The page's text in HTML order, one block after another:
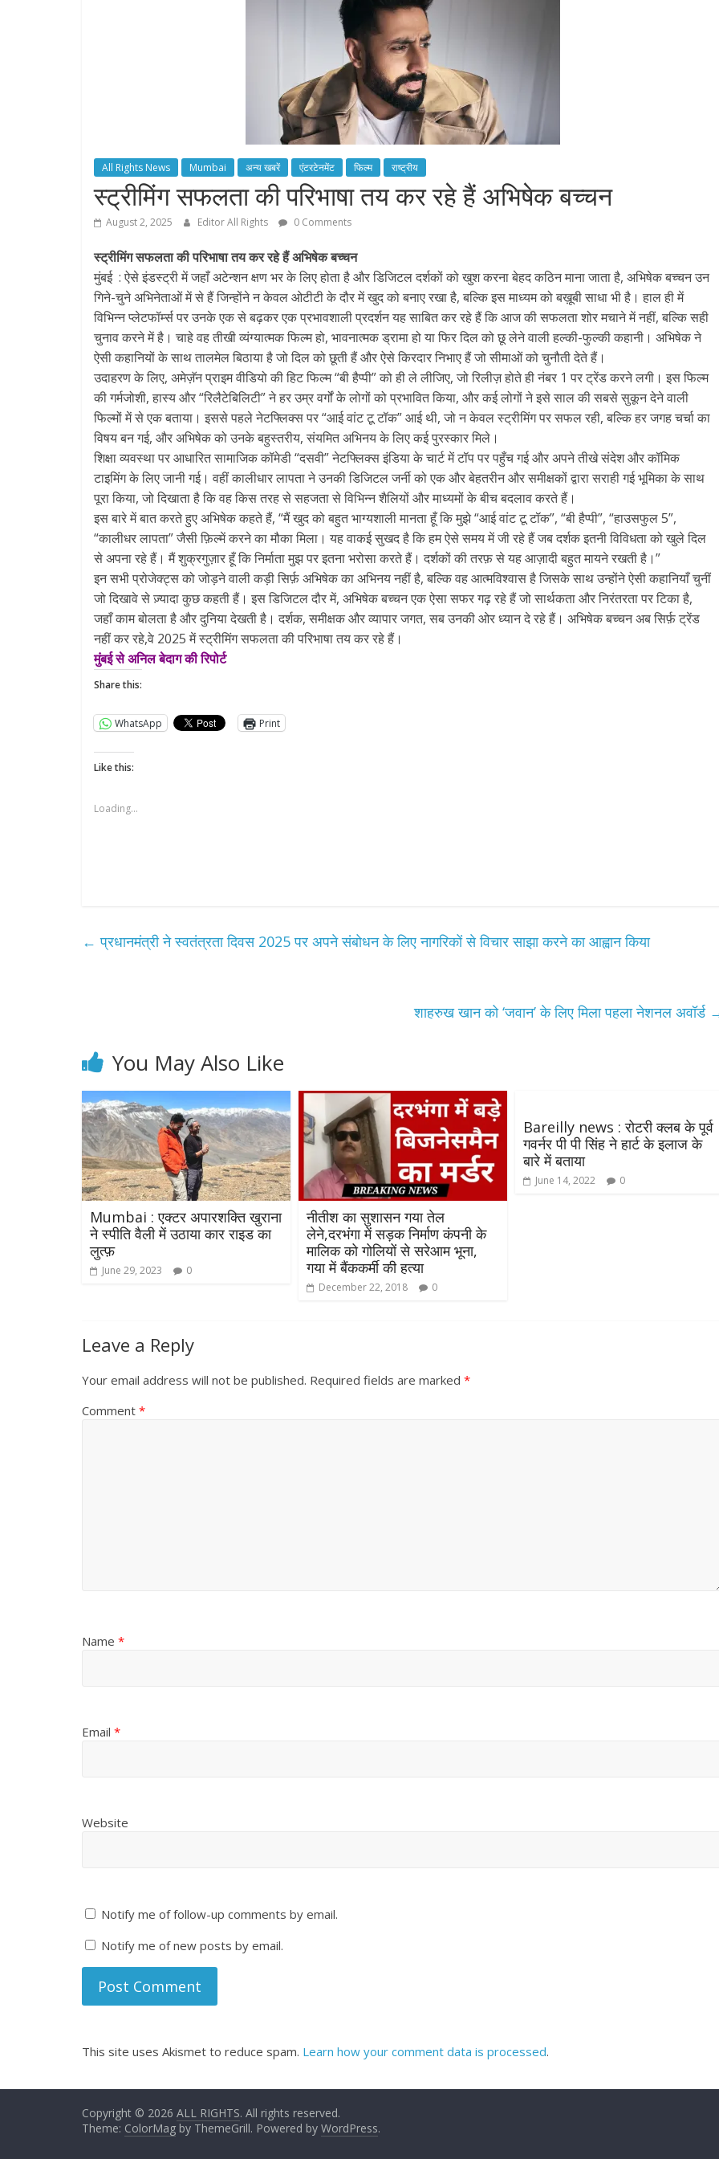
All Rights News Mumbai अन्य खबरें एंटरटेनमेंट फिल्म राष्ट्रीय
स्ट्रीमिंग सफलता की परिभाषा तय कर रहे हैं अभिषेक बच्चन
August 2, 2025 Editor All Rights 0 Comments
स्ट्रीमिंग सफलता की परिभाषा तय कर रहे हैं अभिषेक बच्चन
मुंबई : ऐसे इंडस्ट्री में जहाँ अटेन्शन क्षण भर के लिए होता है और डिजिटल दर्शकों को खुश करना बेहद कठिन माना जाता है, अभिषेक बच्चन उन
गिने-चुने अभिनेताओं में से हैं जिन्होंने न केवल ओटीटी के दौर में खुद को बनाए रखा है, बल्कि इस माध्यम को बख़ूबी साधा भी है। हाल ही में
विभिन्न प्लेटफॉर्म्स पर उनके एक से बढ़कर एक प्रभावशाली प्रदर्शन यह साबित कर रहे हैं कि आज की सफलता शोर मचाने में नहीं, बल्कि सही
चुनाव करने में है। चाहे वह तीखी व्यंग्यात्मक फिल्म हो, भावनात्मक ड्रामा हो या फिर दिल को छू लेने वाली हल्की-फुल्की कहानी। अभिषेक ने
ऐसी कहानियों के साथ तालमेल बिठाया है जो दिल को छूती हैं और ऐसे किरदार निभाए हैं जो सीमाओं को चुनौती देते हैं।
उदाहरण के लिए, अमेज़ॅन प्राइम वीडियो की हिट फिल्म “बी हैप्पी” को ही ले लीजिए, जो रिलीज़ होते ही नंबर 1 पर ट्रेंड करने लगी। इस फिल्म
की गर्मजोशी, हास्य और “रिलैटेबिलिटी” ने हर उम्र वर्गों के लोगों को प्रभावित किया, और कई लोगों ने इसे साल की सबसे सुकून देने वाली
फिल्मों में से एक बताया। इससे पहले नेटफ्लिक्स पर “आई वांट टू टॉक” आई थी, जो न केवल स्ट्रीमिंग पर सफल रही, बल्कि हर जगह चर्चा का
विषय बन गई, और अभिषेक को उनके बहुस्तरीय, संयमित अभिनय के लिए कई पुरस्कार मिले।
शिक्षा व्यवस्था पर आधारित सामाजिक कॉमेडी “दसवी” नेटफ्लिक्स इंडिया के चार्ट में टॉप पर पहुँच गई और अपने तीखे संदेश और कॉमिक
टाइमिंग के लिए जानी गई। वहीं कालीधार लापता ने उनकी डिजिटल जर्नी को एक और बेहतरीन और समीक्षकों द्वारा सराही गई भूमिका के साथ
पूरा किया, जो दिखाता है कि वह किस तरह से सहजता से विभिन्न शैलियों और माध्यमों के बीच बदलाव करते हैं।
इस बारे में बात करते हुए अभिषेक कहते हैं, “मैं खुद को बहुत भाग्यशाली मानता हूँ कि मुझे “आई वांट टू टॉक”, “बी हैप्पी”, “हाउसफुल 5”,
“कालीधर लापता” जैसी फ़िल्में करने का मौका मिला। यह वाकई सुखद है कि हम ऐसे समय में जी रहे हैं जब दर्शक इतनी विविधता को खुले दिल
से अपना रहे हैं। मैं शुक्रगुज़ार हूँ कि निर्माता मुझ पर इतना भरोसा करते हैं। दर्शकों की तरफ़ से यह आज़ादी बहुत मायने रखती है।”
इन सभी प्रोजेक्ट्स को जोड़ने वाली कड़ी सिर्फ़ अभिषेक का अभिनय नहीं है, बल्कि वह आत्मविश्वास है जिसके साथ उन्होंने ऐसी कहानियाँ चुनीं
जो दिखावे से ज़्यादा कुछ कहती हैं। इस डिजिटल दौर में, अभिषेक बच्चन एक ऐसा सफर गढ़ रहे हैं जो सार्थकता और निरंतरता पर टिका है,
जहाँ काम बोलता है और दुनिया देखती है। दर्शक, समीक्षक और व्यापार जगत, सब उनकी ओर ध्यान दे रहे हैं। अभिषेक बच्चन अब सिर्फ़ ट्रेंड
नहीं कर रहे,वे 2025 में स्ट्रीमिंग सफलता की परिभाषा तय कर रहे हैं।
मुंबई से अनिल बेदाग की रिपोर्ट
Share this:
WhatsApp Print
Like this:
Loading...
← प्रधानमंत्री ने स्वतंत्रता दिवस 2025 पर अपने संबोधन के लिए नागरिकों से विचार साझा करने का आह्वान किया
शाहरुख खान को ‘जवान’ के लिए मिला पहला नेशनल अवॉर्ड
You May Also Like
Mumbai : एक्टर अपारशक्ति खुराना
ने स्पीति वैली में उठाया कार राइड का
लुत्फ़
June 29, 2023 0
नीतीश का सुशासन गया तेल
लेने,दरभंगा में सड़क निर्माण कंपनी के
मालिक को गोलियों से सरेआम भूना,
गया में बैंककर्मी की हत्या
December 22, 2018 0
Bareilly news : रोटरी क्लब के पूर्व
गवर्नर पी पी सिंह ने हार्ट के इलाज के
बारे में बताया
June 14, 2022 0
Leave a Reply
Your email address will not be published. Required fields are marked *
Comment *
Name *
Email *
Website
Notify me of follow-up comments by email.
Notify me of new posts by email.
This site uses Akismet to reduce spam. Learn how your comment data is processed.
Copyright © 2026 ALL RIGHTS. All rights reserved.
Theme: ColorMag by ThemeGrill. Powered by WordPress.